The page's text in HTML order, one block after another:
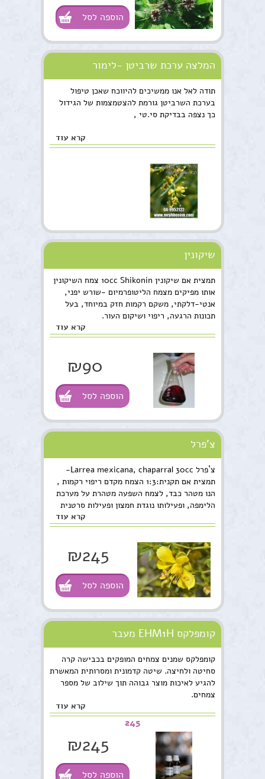
הוספה לסל
המלצה ערכת שרביטן -לימור
תודה לאל אנו ממשיכים להיווכח שאכן טיפול
בערכת השרביטן גורמת להצטמצמות של הגידול
כך נצפה בבדיקת סי.טי ,
קרא עוד
שיקונין
תמצית אם שיקונין 10cc Shikonin צמח השיקונין
אותו מפיקים מצמח הליטופרמיום -שורש יפני,
אנטי-דלקתי, משקם רקמות חזק במיוחד, בעל
תכונות הרגעה, ריפוי ושיקום העור.
קרא עוד
₪90
הוספה לסל
צ'פרל
צ`פרל Larrea mexicana, chaparral 30cc-
תמצית אם תקנית:1:3 הצמח מקדם ריפוי רקמות ,
הנו מטהר כבד, לצמח השפעה מטהרת על מערכת
הלימפה, ופעילותו נוגדת חמצון ופעילות סרטנית
קרא עוד
₪245
הוספה לסל
קומפלקס EHM1H מעבר
קומפלקס שמנים צמחים המופקים בכבישה קרה
סחיטה ולחיצה. שיטה קדמונית ומסרותית המאשרת
להגיע לאיכות מוצר גבוהה תוך שילוב של מספר
צמחים.
קרא עוד
245
₪245
הוספה לסל